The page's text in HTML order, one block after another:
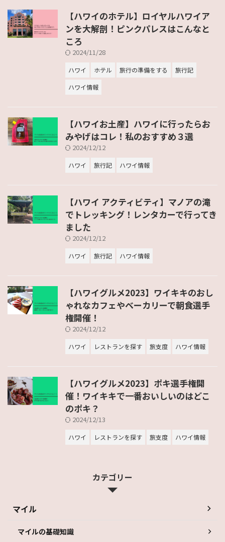
【ハワイのホテル】ロイヤルハワイア
ンを大解剖！ピンクパレスはこんなと
ころ
2024/11/28
ハワイ ホテル 旅行の準備をする
旅行記
ハワイ情報
【ハワイお土産】ハワイに行ったらお
みやげはコレ！私のおすすめ３選
2024/12/12
ハワイ 旅行記 ハワイ情報
【ハワイ アクティビティ】マノアの滝
でトレッキング！レンタカーで行ってき
ました
2024/12/12
ハワイ 旅行記 ハワイ情報
【ハワイグルメ2023】ワイキキのおし
ゃれなカフェやベーカリーで朝食選手
権開催！
2024/12/12
ハワイ レストランを探す 旅支度 ハワイ情報
【ハワイグルメ2023】ポキ選手権開
催！ワイキキで一番おいしいのはどこ
のポキ？
2024/12/13
ハワイ レストランを探す 旅支度 ハワイ情報
カテゴリー
マイル
マイルの基礎知識